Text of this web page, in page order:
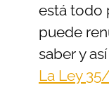
está todo
puede
saber y
La Ley